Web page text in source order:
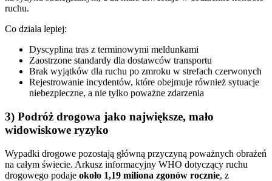
ruchu.
Co działa lepiej:
Dyscyplina tras z terminowymi meldunkami
Zaostrzone standardy dla dostawców transportu
Brak wyjątków dla ruchu po zmroku w strefach czerwonych
Rejestrowanie incydentów, które obejmuje również sytuacje
niebezpieczne, a nie tylko poważne zdarzenia
3) Podróż drogowa jako największe, mało
widowiskowe ryzyko
Wypadki drogowe pozostają główną przyczyną poważnych obrażeń
na całym świecie. Arkusz informacyjny WHO dotyczący ruchu
drogowego podaje około 1,19 miliona zgonów rocznie, z